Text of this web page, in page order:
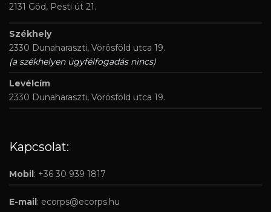
2131 Göd, Pesti út 21.
Székhely
2330 Dunaharaszti, Vörösföld utca 19.
(a székhelyen ügyfélfogadás nincs)
Levélcím
2330 Dunaharaszti, Vörösföld utca 19.
Kapcsolat:
Mobil: +36 30 939 1817
E-mail: ecorps@ecorps.hu